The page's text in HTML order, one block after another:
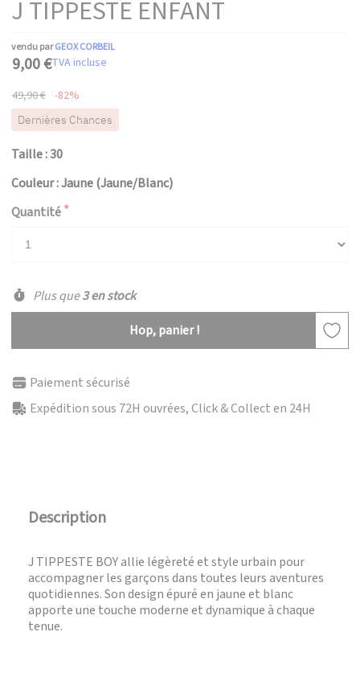
J TIPPESTE ENFANT
vendu parGEOX CORBEIL
9,00 €TVA incluse
49,90 € -82%
Dernières Chances
Taille : 30
Couleur : Jaune (Jaune/Blanc)
Quantité
Plus que3 en stock
Hop, panier !
Paiement sécurisé
Expédition sous 72H ouvrées, Click & Collect en 24H
Description
J TIPPESTE BOY allie légèreté et style urbain pour
accompagner les garçons dans toutes leurs aventures
quotidiennes. Son design épuré en jaune et blanc
apporte une touche moderne et dynamique à chaque
tenue.